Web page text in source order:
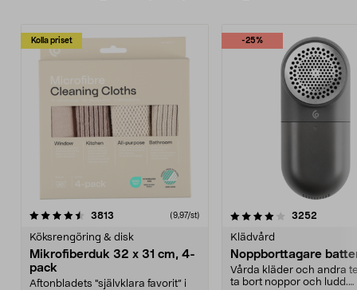
Kolla priset
3813 (9,97/st)
Köksrengöring & disk
Mikrofiberduk 32 x 31 cm, 4-
pack
Aftonbladets "självklara favorit” i
-25%
4.0av 5 stjärnor 3252
Klädvård
Noppborttagare
Vårda kläder och andra
ta bort noppor och ludd.
4.5av 5 stjärnor